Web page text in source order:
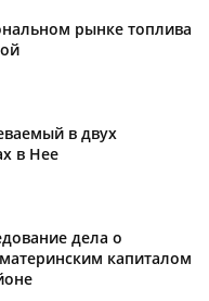
рынке топлива
в двух
в Нее
дела о
капиталом